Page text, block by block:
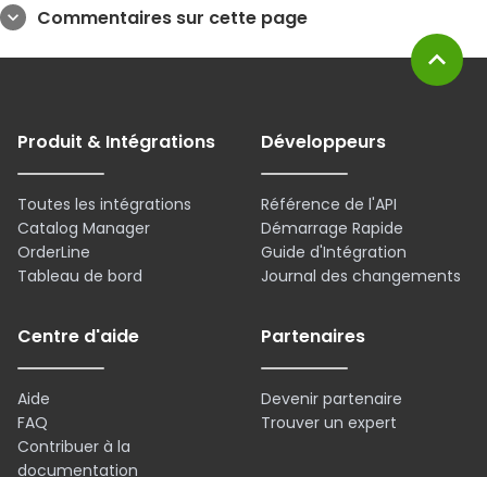
expand_more Commentaires sur cette page
Produit & Intégrations
Toutes les intégrations
Catalog Manager
OrderLine
Tableau de bord
Développeurs
Référence de l'API
Démarrage Rapide
Guide d'Intégration
Journal des changements
Centre d'aide
Aide
FAQ
Contribuer à la
documentation
Partenaires
Devenir partenaire
Trouver un expert
expand_less